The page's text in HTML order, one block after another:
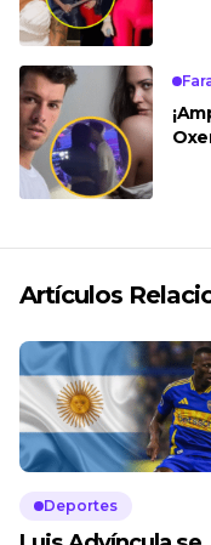
Artículos
Deportes